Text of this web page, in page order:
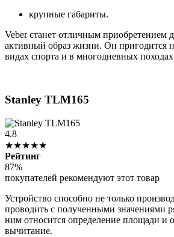
крупные габариты.
Veber станет отличным приобретением
активный образ жизни. Он пригодится
видах спорта и в многодневных
Stanley TLM165
4.8
★★★★★
Рейтинг
87%
покупателей рекомендуют этот товар
Устройство способно не только
проводить с полученными значениями
ним относится определение площади и
вычитание.